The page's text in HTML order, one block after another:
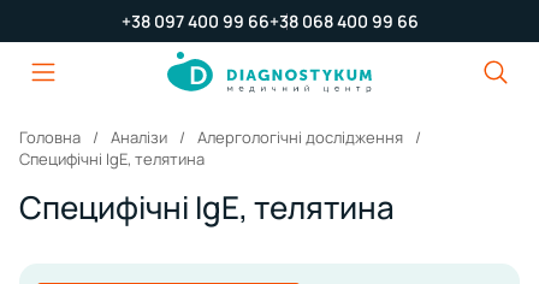
+38 097 400 99 66+38 068 400 99 66
Головна Аналізи
Алергологічні дослідження
Специфічні IgE, телятина
Специфічні IgE, телятина